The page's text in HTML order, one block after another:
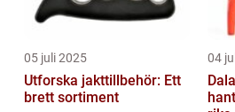
05 juli 2025
Utforska jakttillbehör: Ett
brett sortiment
04